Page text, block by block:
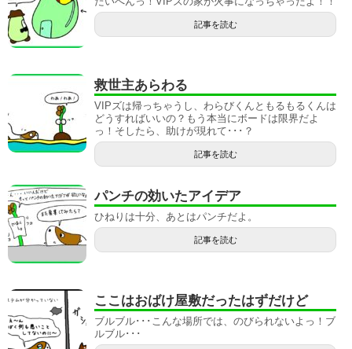
記事を読む
救世主あらわる
VIPズは帰っちゃうし、わらびくんともるもるくんは
どうすればいいの？もう本当にボードは限界だよ
っ！そしたら、助けが現れて･･･？
記事を読む
パンチの効いたアイデア
ひねりは十分、あとはパンチだよ。
記事を読む
ここはおばけ屋敷だったはずだけど
ブルブル･･･こんな場所では、のびられないよっ！ブ
ルブル･･･